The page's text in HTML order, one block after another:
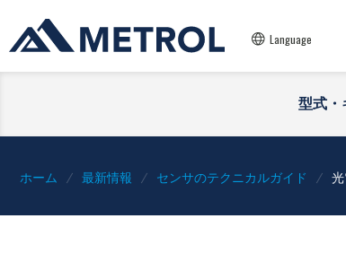
Language
型式・
ホーム 最新情報 センサのテクニカルガイド